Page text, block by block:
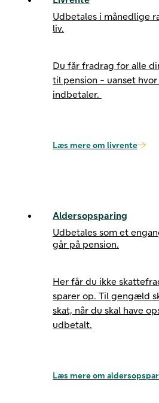
Udbetales i månedlige
liv.
Du får fradrag for alle
til pension - uanset
indbetaler.
Læs mere om livrente
Aldersopsparing
Udbetales som et
går på pension.
Her får du ikke
sparer op. Til gengæld
skat, når du skal have
udbetalt.
Læs mere om